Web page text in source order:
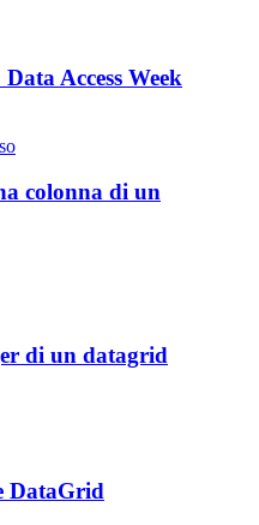
Access Week
colonna di un
di un datagrid
DataGrid